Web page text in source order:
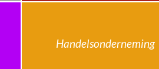
Handelsonderneming